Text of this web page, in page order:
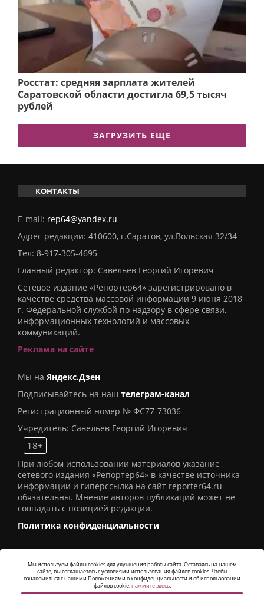
Росстат: средняя зарплата жителей
Саратовской области достигла 69,5 тысяч
рублей
ЗАГРУЗИТЬ ЕЩЕ
КОНТАКТЫ
E-mail: rep64@yandex.ru
Адрес редакции: 410600, г.Саратов, ул.Вольская 32/34
Тел: 8-917-305-4695
Главный редактор: Савельев Георгий Игоревич
Сетевое издание «Репортер64» зарегистрировано в
качестве средства массовой информации 9 июня 2018
г. Федеральной службой по надзору в сфере связи,
информационных технологий и массовых
коммуникаций.
Реклама на сайте
Мы на Яндекс.Дзен
Подписывайтесь на наш телеграм-канал
Регистрационный номер № ФС77-73036
Учредитель: Савельев Георгий Игоревич
18+
При любом использовании материалов указание
сетевого издания «Репортер64» в качестве источника
информации и гиперссылка на сайт reporter64.ru
обязательны. Мнение авторов публикаций может не
совпадать с позицией редакции.
Политика конфиденциальности
© 2016СИ «Репортер64». Все права защищены -
Alatis Studio
Мы используем файлы cookies для улучшения работы сайта. Оставаясь на нашем
сайте, вы соглашаетесь с условиями использования файлов cookies. Чтобы
ознакомиться с нашими Положениями о конфиденциальности и об использовании
файлов cookie,нажмите здесь.